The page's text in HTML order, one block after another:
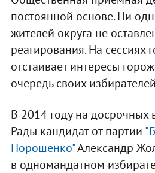
постоянной основе. Ни
жителей округа не
реагирования. На сессиях
отстаивает интересы
очередь своих
В 2014 году на досрочных
Рады кандидат от партии
Порошенко"Александр
в одномандатном